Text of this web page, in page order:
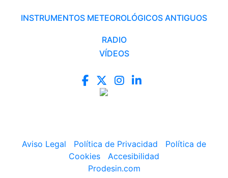
INSTRUMENTOS METEOROLÓGICOS ANTIGUOS
RADIO
VÍDEOS
Aviso Legal Política de Privacidad
Política de
Cookies
Accesibilidad
Prodesin.com